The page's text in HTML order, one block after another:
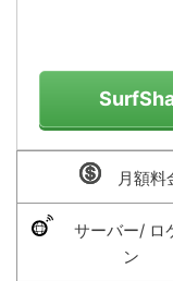
月額料
サーバー/ ロ
ン